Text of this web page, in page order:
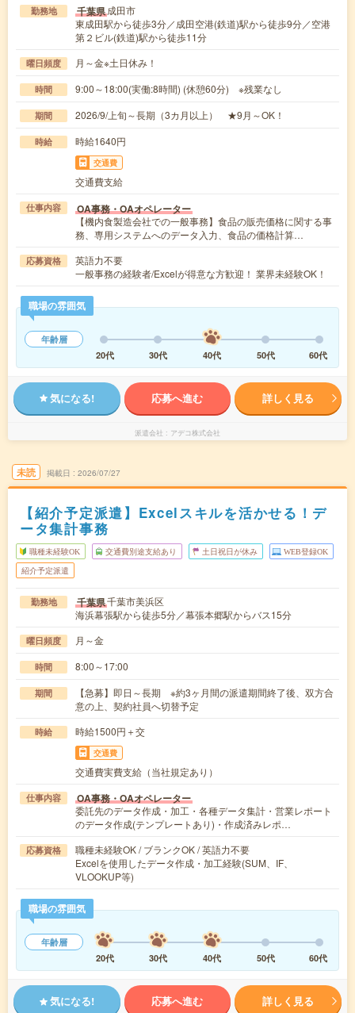
勤務地 千葉県成田市
東成田駅から徒歩3分／成田空港(鉄道)駅から徒歩9分／空港
第２ビル(鉄道)駅から徒歩11分
曜日頻度 月～金※土日休み！
時間 9:00～18:00(実働:8時間) (休憩60分) ※残業なし
期間 2026/9/上旬～長期（3カ月以上） ★9月～OK！
時給 時給1640円
交通費
交通費支給
仕事内容 OA事務・OAオペレーター
【機内食製造会社での一般事務】食品の販売価格に関する事
務、専用システムへのデータ入力、食品の価格計算…
応募資格
英語力不要
一般事務の経験者/Excelが得意な方歓迎！ 業界未経験OK！
職場の雰囲気
年齢層
20代
30代 40代 50代 60代
気になる! 応募へ進む 詳しく見る
派遣会社 アデコ株式会社
未読 掲載日 2026/07/27
【紹介予定派遣】Excelスキルを活かせる！デ
ータ集計事務
職種未経験OK 交通費別途支給あり 土日祝日が休み WEB登録OK
紹介予定派遣
勤務地 千葉県千葉市美浜区
海浜幕張駅から徒歩5分／幕張本郷駅からバス15分
曜日頻度 月～金
時間 8:00～17:00
期間
【急募】即日～長期 ※約3ヶ月間の派遣期間終了後、双方合
意の上、契約社員へ切替予定
時給 時給1500円＋交
交通費
交通費実費支給（当社規定あり）
仕事内容 OA事務・OAオペレーター
委託先のデータ作成・加工・各種データ集計・営業レポート
のデータ作成(テンプレートあり)・作成済みレポ…
応募資格
職種未経験OK / ブランクOK / 英語力不要
Excelを使用したデータ作成・加工経験(SUM、IF、
VLOOKUP等)
職場の雰囲気
年齢層
20代
30代 40代 50代 60代
気になる! 応募へ進む 詳しく見る